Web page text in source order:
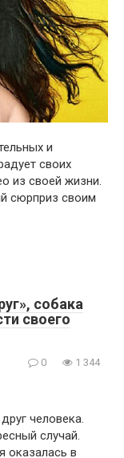
и
своих
из своей жизни.
сюрприз своим
собака
своего
0 1 344
человека.
случай.
оказалась в